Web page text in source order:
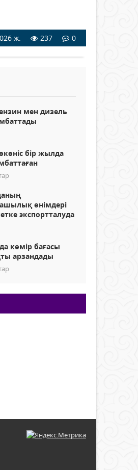
ж. 237 0
мен дизель
бір жылда
өнімдері
экспортталуда
көмір бағасы
арзандады